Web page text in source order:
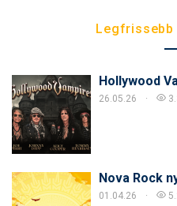
Legfrissebb
Hollywood
26.05.26
Nova Rock
01.04.26